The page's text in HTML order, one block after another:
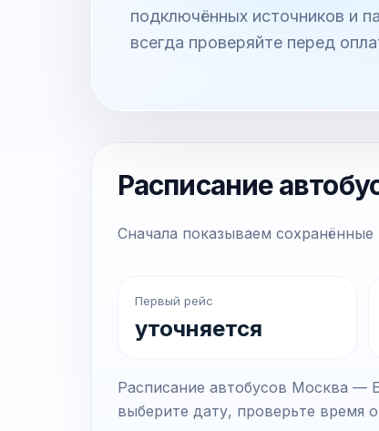
подключённых источников и
всегда проверяйте перед
Расписание
Сначала показываем
Первый рейс
уточняется
Расписание автобусов Москва —
выберите дату, проверьте время